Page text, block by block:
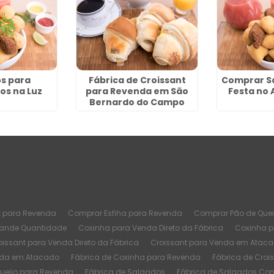
para
na Luz
Fábrica de Croissant
para Revenda em São
Bernardo do Campo
Comprar
Festa no
Revenda Comprar Esfiha para Revenda Comprar Pão de
Quantidade Coxinha para Venda Direto da Fábrica
Coxinha
para Venda Direto da Fábrica Croissant para Venda em
em Atacado Fábrica de Coxinha para Revenda
Fábrica de
para Revenda Fábrica de Salgados Fábrica de Salgados